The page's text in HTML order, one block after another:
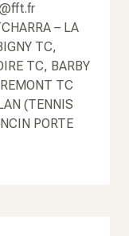
– LA
TC,
TC, BARBY
TC
(TENNIS
PORTE